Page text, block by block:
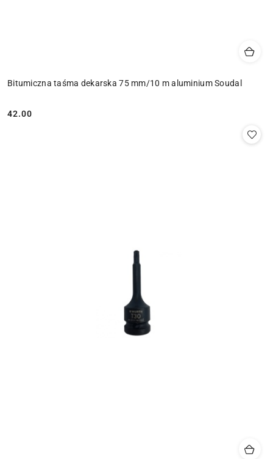
Bitumiczna taśma dekarska 75 mm/10 m aluminium Soudal
Cena:
42.00